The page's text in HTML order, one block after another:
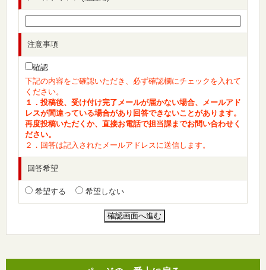
注意事項
確認
下記の内容をご確認いただき、必ず確認欄にチェックを入れて
ください。
１．投稿後、受け付け完了メールが届かない場合、メールアド
レスが間違っている場合があり回答できないことがあります。
再度投稿いただくか、直接お電話で担当課までお問い合わせく
ださい。
２．回答は記入されたメールアドレスに送信します。
回答希望
希望する 希望しない